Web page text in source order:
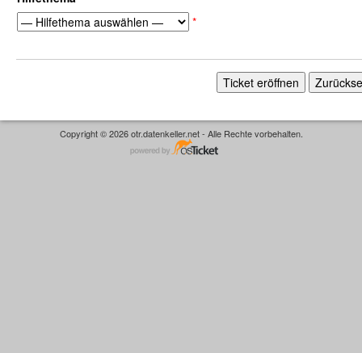
*
Copyright © 2026 otr.datenkeller.net - Alle Rechte vorbehalten.